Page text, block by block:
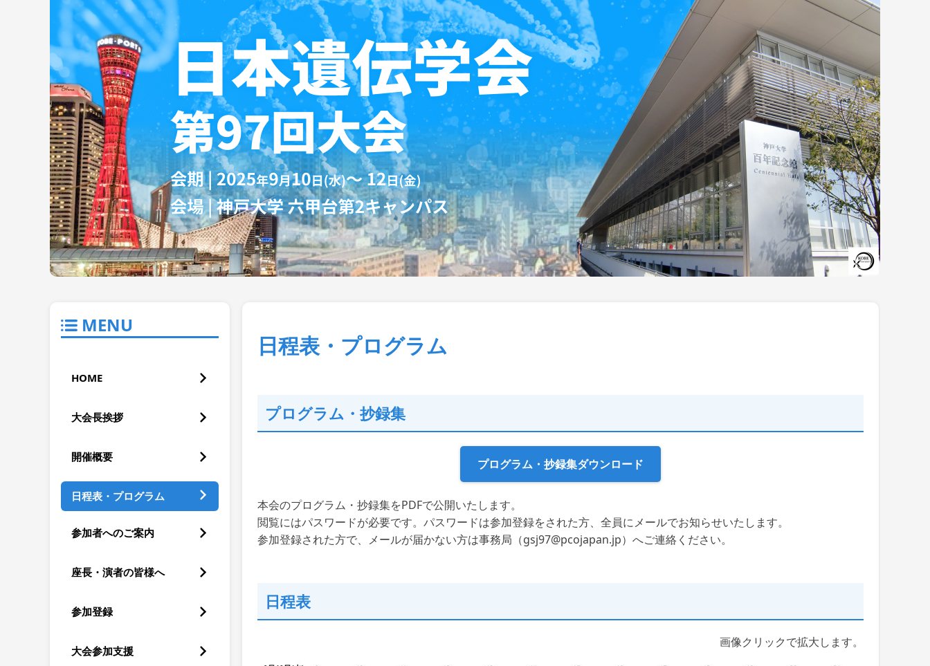
MENU
HOME
大会長挨拶
開催概要
日程表・プログラム
参加者へのご案内
座長・演者の皆様へ
参加登録
大会参加支援
日程表・プログラム
プログラム・抄録集
プログラム・抄録集ダウンロード
本会のプログラム・抄録集をPDFで公開いたします。
閲覧にはパスワードが必要です。パスワードは参加登録をされた方、全員にメールでお知らせいたします。
参加登録された方で、メールが届かない方は事務局（gsj97@pcojapan.jp）へご連絡ください。
日程表
画像クリックで拡大します。